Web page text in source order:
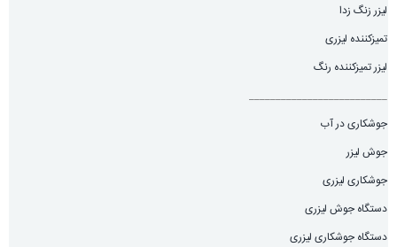
لیزر زنگ زدا
تمیزکننده لیزری
لیزر تمیزکننده رنگ
__________________________
جوشکاری در آب
جوش لیزر
جوشکاری لیزری
دستگاه جوش لیزری
دستگاه جوشکاری لیزری